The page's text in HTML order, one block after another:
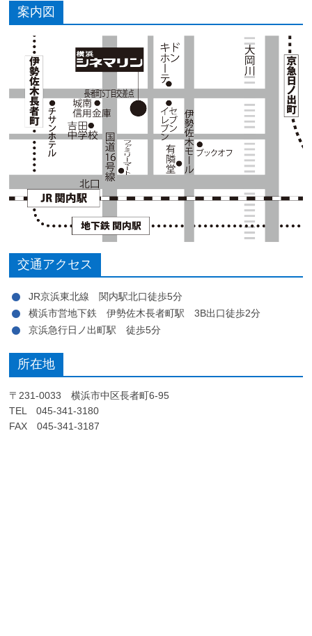
案内図
交通アクセス
JR京浜東北線 関内駅北口徒歩5分
横浜市営地下鉄 伊勢佐木長者町駅 3B出口徒歩2分
京浜急行日ノ出町駅 徒歩5分
所在地
〒231-0033 横浜市中区長者町6-95
TEL 045-341-3180
FAX 045-341-3187